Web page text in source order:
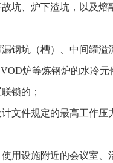
坑、炉下渣坑，以及
钢坑（槽）、中间罐
炉等炼钢炉的水冷
锁的；
文件规定的最高工作
用设施附近的会议室